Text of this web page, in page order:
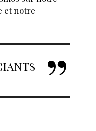
MAGAZINE